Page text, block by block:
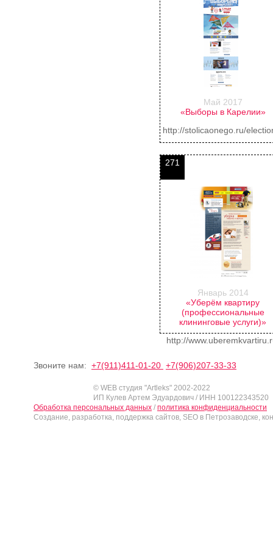
Май 2017
«Выборы в Карелии»
http://stolicaonego.ru/
271
Январь 2014
«Уберём квартиру
(профессиональные
клининговые услуги)»
http://
Звоните нам: +7(911)411-01-20 +7(906)207-33-33
© WEB студия "Artleks" 2002-2022
ИП Кулев Артем Эдуардович / ИНН 100122343520
Обработка персональных данных / политика конфиденциальности
Создание, разработка, поддержка сайтов, SEO в Петрозаводске,